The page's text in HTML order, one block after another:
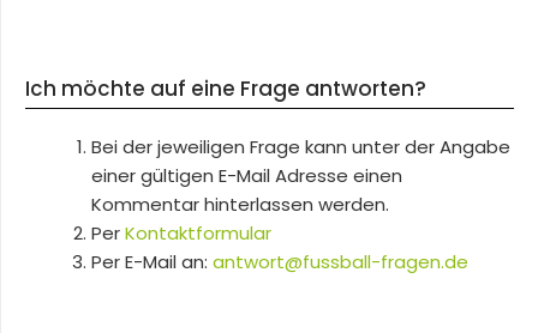
Ich möchte auf eine Frage antworten?
Bei der jeweiligen Frage kann unter der Angabe
einer gültigen E-Mail Adresse einen
Kommentar hinterlassen werden.
PerKontaktformular
Per E-Mail an: antwort@fussball-fragen.de